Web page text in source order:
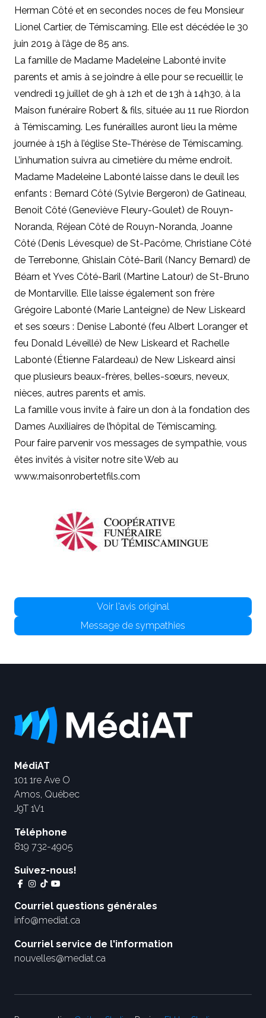
Herman Côté et en secondes noces de feu Monsieur
Lionel Cartier, de Témiscaming. Elle est décédée le 30
juin 2019 à l’âge de 85 ans.
La famille de Madame Madeleine Labonté invite
parents et amis à se joindre à elle pour se recueillir, le
vendredi 19 juillet de 9h à 12h et de 13h à 14h30, à la
Maison funéraire Robert & fils, située au 11 rue Riordon
à Témiscaming. Les funérailles auront lieu la même
journée à 15h à l’église Ste-Thérèse de Témiscaming.
L’inhumation suivra au cimetière du même endroit.
Madame Madeleine Labonté laisse dans le deuil les
enfants : Bernard Côté (Sylvie Bergeron) de Gatineau,
Benoit Côté (Geneviève Fleury-Goulet) de Rouyn-
Noranda, Réjean Côté de Rouyn-Noranda, Joanne
Côté (Denis Lévesque) de St-Pacôme, Christiane Côté
de Terrebonne, Ghislain Côté-Baril (Nancy Bernard) de
Béarn et Yves Côté-Baril (Martine Latour) de St-Bruno
de Montarville. Elle laisse également son frère
Grégoire Labonté (Marie Lanteigne) de New Liskeard
et ses sœurs : Denise Labonté (feu Albert Loranger et
feu Donald Léveillé) de New Liskeard et Rachelle
Labonté (Étienne Falardeau) de New Liskeard ainsi
que plusieurs beaux-frères, belles-sœurs, neveux,
nièces, autres parents et amis.
La famille vous invite à faire un don à la fondation des
Dames Auxiliaires de l’hôpital de Témiscaming.
Pour faire parvenir vos messages de sympathie, vous
êtes invités à visiter notre site Web au
www.maisonrobertetfils.com
Voir l'avis original
Message de sympathies
MédiAT
101 1re Ave O
Amos, Québec
J9T 1V1
Téléphone
819 732-4905
Suivez-nous!
Courriel questions générales
info@mediat.ca
Courriel service de l'information
nouvelles@mediat.ca